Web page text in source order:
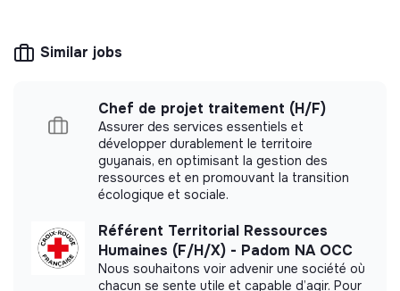
ESUS company.
More information
Website
Nonprofit organization
< 15 persons
Equality
Similar jobs
Chef de projet traitement (H/F)
Assurer des services essentiels et
développer durablement le territoire
guyanais, en optimisant la gestion des
ressources et en promouvant la transition
écologique et sociale.
Référent Territorial Ressources
Humaines (F/H/X) - Padom NA OCC
Nous souhaitons voir advenir une société où
chacun se sente utile et capable d’agir. Pour